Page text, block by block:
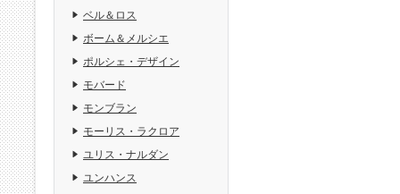
ベル＆ロス
ボーム＆メルシエ
ポルシェ・デザイン
モバード
モンブラン
モーリス・ラクロア
ユリス・ナルダン
ユンハンス